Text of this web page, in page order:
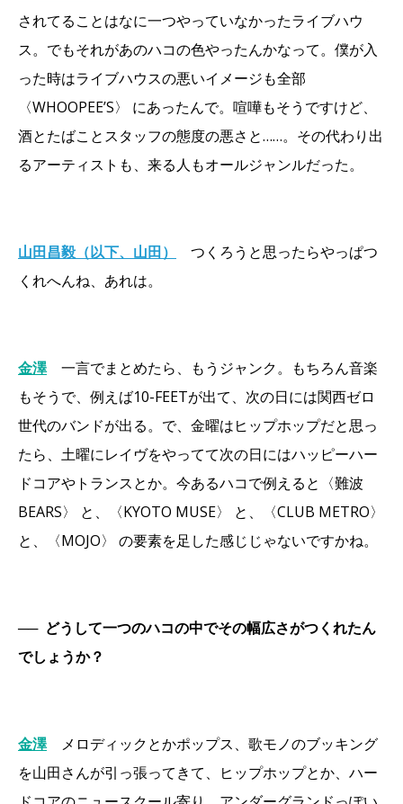
されてることはなに一つやっていなかったライブハウ
ス。でもそれがあのハコの色やったんかなって。僕が入
った時はライブハウスの悪いイメージも全部
〈WHOOPEE’S〉 にあったんで。喧嘩もそうですけど、
酒とたばことスタッフの態度の悪さと……。その代わり出
るアーティストも、来る人もオールジャンルだった。
山田昌毅（以下、山田）
つくろうと思ったらやっぱつ
くれへんね、あれは。
金澤
一言でまとめたら、もうジャンク。もちろん音楽
もそうで、例えば10-FEETが出て、次の日には関西ゼロ
世代のバンドが出る。で、金曜はヒップホップだと思っ
たら、土曜にレイヴをやってて次の日にはハッピーハー
ドコアやトランスとか。今あるハコで例えると〈難波
BEARS〉 と、〈KYOTO MUSE〉 と、〈CLUB METRO〉
と、〈MOJO〉 の要素を足した感じじゃないですかね。
── どうして一つのハコの中でその幅広さがつくれたん
でしょうか？
金澤
メロディックとかポップス、歌モノのブッキング
を山田さんが引っ張ってきて、ヒップホップとか、ハー